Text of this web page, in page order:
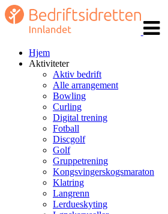
Hjem
Aktiviteter
Aktiv bedrift
Alle arrangement
Bowling
Curling
Digital trening
Fotball
Discgolf
Golf
Gruppetrening
Kongsvingerskogsmaraton
Klatring
Langrenn
Lerdueskyting